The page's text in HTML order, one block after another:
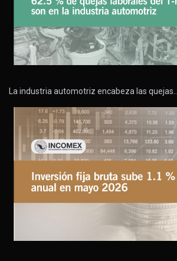
La industria automotriz encabeza las quejas…